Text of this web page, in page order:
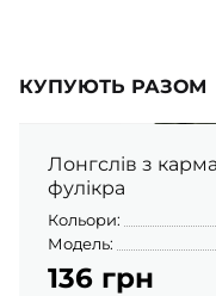
КУПУЮТЬ РАЗОМ
Лонгслів з
фулікра
Кольори:
Модель:
136 грн